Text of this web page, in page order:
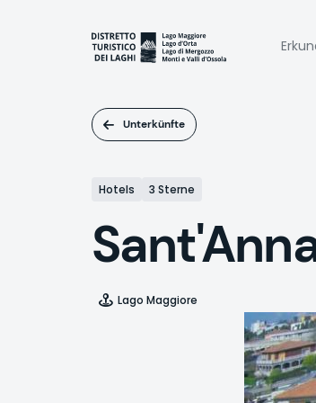
Unterkünfte
Hotels 3 Sterne
Lago Maggiore